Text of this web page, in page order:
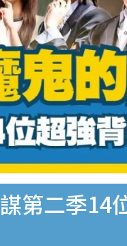
第二季14